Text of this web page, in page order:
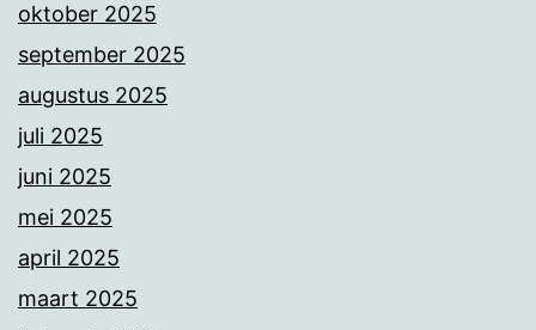
oktober 2025
september 2025
augustus 2025
juli 2025
juni 2025
mei 2025
april 2025
maart 2025